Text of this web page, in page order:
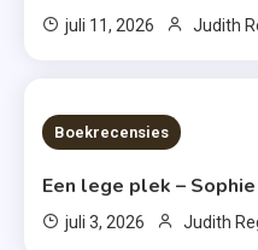
juli 11, 2026 Judith
6 MINS READ
Boekrecensies
Een lege plek –
juli 3, 2026 Judith